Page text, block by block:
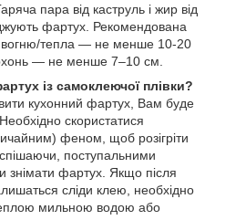
пара від каструль і жир від
фартух. Рекомендована
вогню/тепла — не менше 10-20
— не менше 7–10 см.
із самоклеючої плівки?
кухонний фартух, Вам буде
скористатися
феном, щоб розігріти
поступальними
знімати фартух. Якщо після
сліди клею, необхідно
мильною водою або